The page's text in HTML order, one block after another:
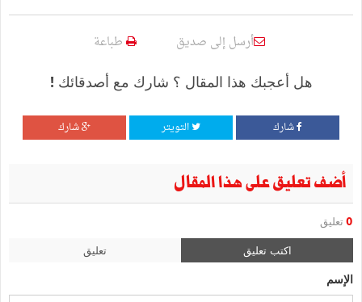
أرسل إلى صديق طباعة
هل أعجبك هذا المقال ؟ شارك مع أصدقائك !
شارك التويتر شارك
أضف تعليق على هذا المقال
0 تعليق
اكتب تعليق تعليق
الإسم